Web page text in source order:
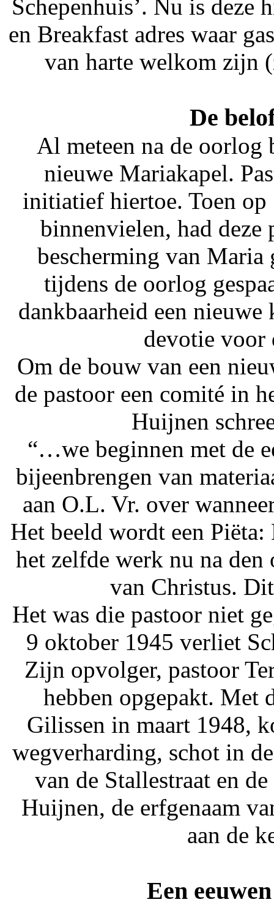
Schepenhuis’. Nu is deze
en Breakfast adres waar
van harte welkom zijn
De
Al meteen na de oorlog
nieuwe Mariakapel.
initiatief hiertoe. Toen
binnenvielen, had deze
bescherming van
tijdens de oorlog
dankbaarheid een
devotie voor
Om de bouw van een
de pastoor een comité in
Huijnen
“…we beginnen met de
bijeenbrengen van
aan O.L. Vr. over
Het beeld wordt een
het zelfde werk nu na
van Christus.
Het was die pastoor niet
9 oktober 1945 verliet
Zijn opvolger, pastoor
hebben opgepakt. Met
Gilissen in maart 1948,
wegverharding, schot in
van de Stallestraat en
Huijnen, de erfgenaam
aan de
Een